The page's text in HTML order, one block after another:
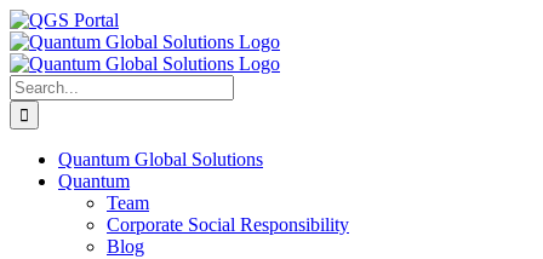
Skip
to
content
LinkedIn
Facebook
X
YouTube
Email
QGS
Portal
Search
for:
Quantum Global Solutions
Quantum
Team
Corporate Social Responsibility
Blog